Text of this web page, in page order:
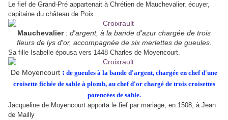
Le fief de Grand-Pré appartenait à Chrétien de Mauchevalier, écuyer,
capitaine du château de Poix.
Mauchevalier: d'argent, à la bande d'azur chargée de trois
fleurs de lys d'or, accompagnée de six merlettes de gueules.
Sa fille Isabelle épousa vers 1448 Charles de Moyencourt.
De Moyencourt : de gueules à la bande d'argent, chargée en chef d'une
croisette fichée de sable à plomb, au chef d'or chargé de trois croisettes
potencées de sable.
Jacqueline de Moyencourt apporta le fief par mariage, en 1508, à Jean
de Mailly